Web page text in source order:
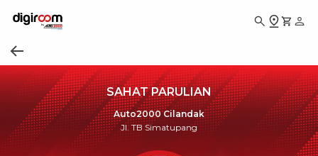
SAHAT PARULIAN
Auto2000 Cilandak
Jl. TB Simatupang